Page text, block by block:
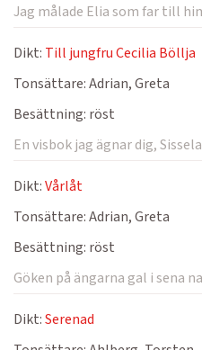
Jag målade Elia som far till
Dikt: Till jungfru Cecilia Böllja
Tonsättare:Adrian, Greta
Besättning: röst
En visbok jag ägnar dig,
Dikt:Vårlåt
Tonsättare:Adrian, Greta
Besättning: röst
Göken på ängarna gal i sena
Dikt:Serenad